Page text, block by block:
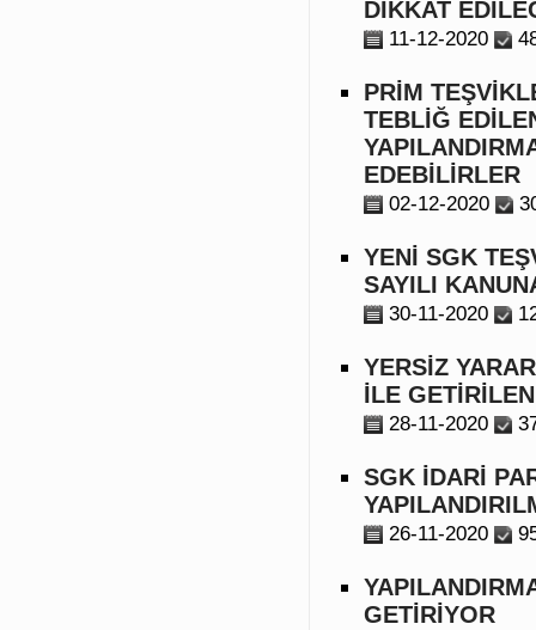
DİKKAT
11-12-2020
PRİM
TEBLİĞ
EDEBİLİRLER
02-12-2020
YENİ SGK
SAYILI
30-11-2020
YERSİZ
İLE
28-11-2020
SGK İDARİ
26-11-2020
GETİRİYOR